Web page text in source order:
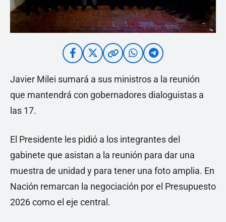
Javier Milei sumará a sus ministros a la reunión
que mantendrá con gobernadores dialoguistas a
las 17.
El Presidente les pidió a los integrantes del
gabinete que asistan a la reunión para dar una
muestra de unidad y para tener una foto amplia. En
Nación remarcan la negociación por el Presupuesto
2026 como el eje central.